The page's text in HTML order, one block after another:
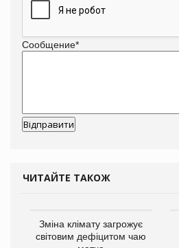
Сообщение*
ЧИТАЙТЕ ТАКОЖ
Зміна клімату загрожує
світовим дефіцитом чаю